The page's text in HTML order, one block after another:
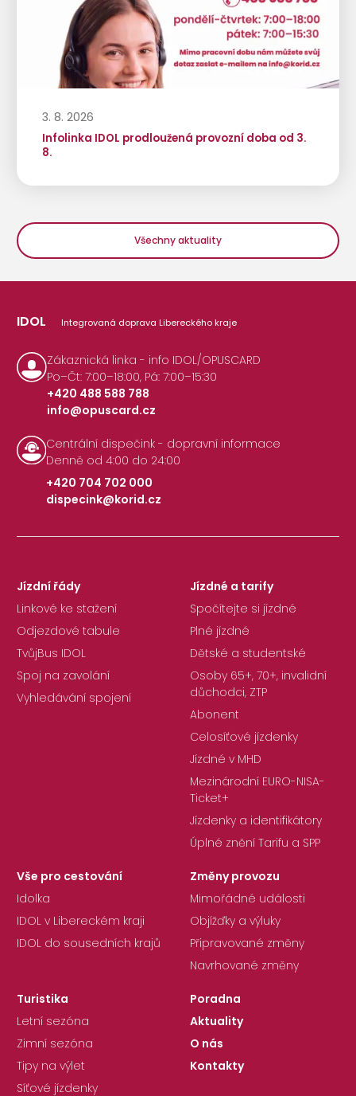
3. 8. 2026
Infolinka IDOL prodloužená provozní doba od 3.
8.
Všechny aktuality
IDOL Integrovaná doprava Libereckého kraje
Zákaznická linka - info IDOL/OPUSCARD
Po–Čt: 7:00–18:00, Pá: 7:00–15:30
+420 488 588 788
|
info@opuscard.cz
Centrální dispečink - dopravní informace
Denně od 4:00 do 24:00
+420 704 702 000
|
dispecink@korid.cz
Jízdní řády
Linkové ke stažení
Odjezdové tabule
TvůjBus IDOL
Spoj na zavolání
Vyhledávání spojení
Jízdné a tarify
Spočítejte si jízdné
Plné jízdné
Dětské a studentské
Osoby 65+, 70+, invalidní
důchodci, ZTP
Abonent
Celosíťové jízdenky
Jízdné v MHD
Mezinárodní EURO-NISA-
Ticket+
Jízdenky a identifikátory
Úplné znění Tarifu a SPP
Vše pro cestování
Idolka
IDOL v Libereckém kraji
IDOL do sousedních krajů
Změny provozu
Mimořádné události
Objížďky a výluky
Připravované změny
Navrhované změny
Turistika
Letní sezóna
Zimní sezóna
Tipy na výlet
Síťové jízdenky
Poradna
Aktuality
O nás
Kontakty